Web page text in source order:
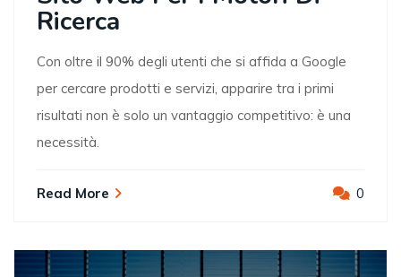
Ricerca
Con oltre il 90% degli utenti che si affida a Google
per cercare prodotti e servizi, apparire tra i primi
risultati non è solo un vantaggio competitivo: è una
necessità.
Read More 0